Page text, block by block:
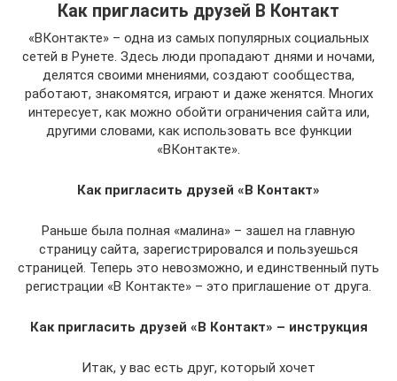
Как пригласить друзей В Контакт
«ВКонтакте» – одна из самых популярных социальных
сетей в Рунете. Здесь люди пропадают днями и ночами,
делятся своими мнениями, создают сообщества,
работают, знакомятся, играют и даже женятся. Многих
интересует, как можно обойти ограничения сайта или,
другими словами, как использовать все функции
«ВКонтакте».
Как пригласить друзей «В Контакт»
Раньше была полная «малина» – зашел на главную
страницу сайта, зарегистрировался и пользуешься
страницей. Теперь это невозможно, и единственный путь
регистрации «В Контакте» – это приглашение от друга.
Как пригласить друзей «В Контакт» – инструкция
Итак, у вас есть друг, который хочет